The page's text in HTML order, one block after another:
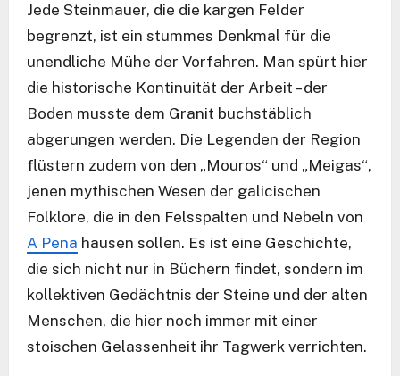
Jede Steinmauer, die die kargen Felder
begrenzt, ist ein stummes Denkmal für die
unendliche Mühe der Vorfahren. Man spürt hier
die historische Kontinuität der Arbeit – der
Boden musste dem Granit buchstäblich
abgerungen werden. Die Legenden der Region
flüstern zudem von den „Mouros“ und „Meigas“,
jenen mythischen Wesen der galicischen
Folklore, die in den Felsspalten und Nebeln von
A Pena hausen sollen. Es ist eine Geschichte,
die sich nicht nur in Büchern findet, sondern im
kollektiven Gedächtnis der Steine und der alten
Menschen, die hier noch immer mit einer
stoischen Gelassenheit ihr Tagwerk verrichten.